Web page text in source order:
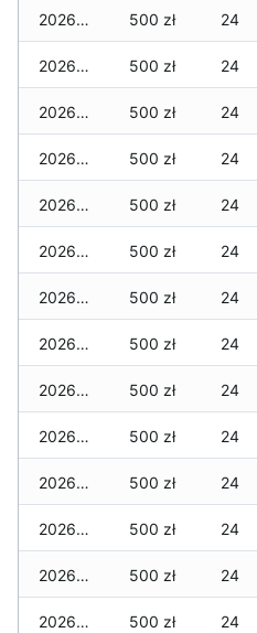
2026-04-22 500 zł 24
2026-04-21 500 zł 24
2026-04-20 500 zł 24
2026-04-19 500 zł 24
2026-04-18 500 zł 24
2026-04-17 500 zł 24
2026-04-16 500 zł 24
2026-04-15 500 zł 24
2026-04-14 500 zł 24
2026-04-13 500 zł 24
2026-04-12 500 zł 24
2026-04-11 500 zł 24
2026-04-10 500 zł 24
2026-04-09 500 zł 24